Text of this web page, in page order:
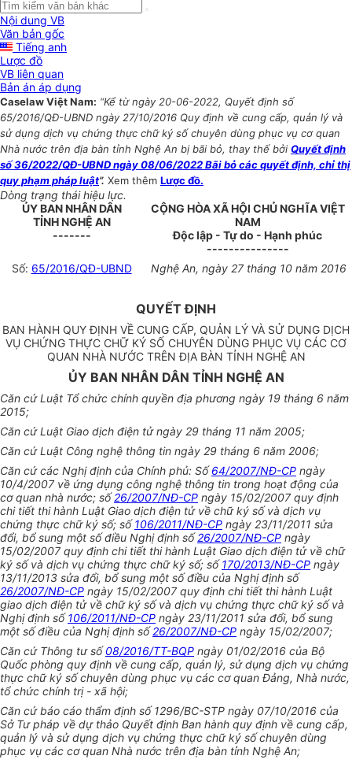
Nội dung VB
Văn bản gốc
Tiếng anh
Lược đồ
VB liên quan
Bản án áp dụng
Caselaw Việt Nam: “Kể từ ngày 20-06-2022, Quyết định số
65/2016/QĐ-UBND ngày 27/10/2016 Quy định về cung cấp, quản lý và
sử dụng dịch vụ chứng thực chữ ký số chuyên dùng phục vụ cơ quan
Nhà nước trên địa bàn tỉnh Nghệ An bị bãi bỏ, thay thế bởi Quyết định
số 36/2022/QĐ-UBND ngày 08/06/2022 Bãi bỏ các quyết định, chỉ thị
quy phạm pháp luật”. Xem thêm Lược đồ.
Dòng trạng thái hiệu lực.
ỦY BAN NHÂN DÂN
TỈNH NGHỆ AN
-------
CỘNG HÒA XÃ HỘI CHỦ NGHĨA VIỆT
NAM
Độc lập - Tự do - Hạnh phúc
---------------
Số: 65/2016/QĐ-UBND Nghệ An, ngày 27 tháng 10 năm 2016
QUYẾT ĐỊNH
BAN HÀNH QUY ĐỊNH VỀ CUNG CẤP, QUẢN LÝ VÀ SỬ DỤNG DỊCH
VỤ CHỨNG THỰC CHỮ KÝ SỐ CHUYÊN DÙNG PHỤC VỤ CÁC CƠ
QUAN NHÀ NƯỚC TRÊN ĐỊA BÀN TỈNH NGHỆ AN
ỦY BAN NHÂN DÂN TỈNH NGHỆ AN
Căn cứ Luật Tổ chức chính quyền địa phương ngày 19 tháng 6 năm
2015;
Căn cứ Luật Giao dịch điện tử ngày 29 tháng 11 năm 2005;
Căn cứ Luật Công nghệ thông tin ngày 29 tháng 6 năm 2006;
Căn cứ các Nghị định của Chính phủ: Số64/2007/NĐ-CP ngày
10/4/2007 về ứng dụng công nghệ thông tin trong hoạt động của
cơ quan nhà nước; số26/2007/NĐ-CP ngày 15/02/2007 quy định
chi tiết thi hành Luật Giao dịch điện tử về chữ ký số và dịch vụ
chứng thực chữ ký số; số106/2011/NĐ-CP ngày 23/11/2011 sửa
đổi, bổ sung một số điều Nghị định số26/2007/NĐ-CP ngày
15/02/2007 quy định chi tiết thi hành Luật Giao dịch điện tử về chữ
ký số và dịch vụ chứng thực chữ ký số; số170/2013/NĐ-CP ngày
13/11/2013 sửa đổi, bổ sung một số điều của Nghị định số
26/2007/NĐ-CP ngày 15/02/2007 quy định chi tiết thi hành Luật
giao dịch điện tử về chữ ký số và dịch vụ chứng thực chữ ký số và
Nghị định số106/2011/NĐ-CP ngày 23/11/2011 sửa đổi, bổ sung
một số điều của Nghị định số26/2007/NĐ-CP ngày 15/02/2007;
Căn cứ Thông tư số08/2016/TT-BQP ngày 01/02/2016 của Bộ
Quốc phòng quy định về cung cấp, quản lý, sử dụng dịch vụ chứng
thực chữ ký số chuyên dùng phục vụ các cơ quan Đảng, Nhà nước,
tổ chức chính trị - xã hội;
Căn cứ báo cáo thẩm định số 1296/BC-STP ngày 07/10/2016 của
Sở Tư pháp về dự thảo Quyết định Ban hành quy định về cung cấp,
quản lý và sử dụng dịch vụ chứng thực chữ ký số chuyên dùng
phục vụ các cơ quan Nhà nước trên địa bàn tỉnh Nghệ An;